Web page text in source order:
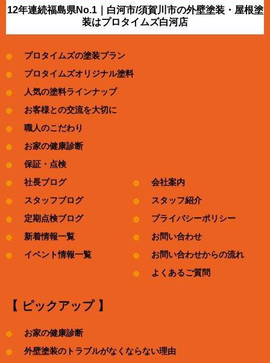
12年連続福島県No.1｜白河市/須賀川市の外壁塗装・屋根塗
装はプロタイムズ白河店
プロタイムズの塗装プラン
プロタイムズオリジナル塗料
人気の塗料ラインナップ
お客様との交流を大切に
職人のこだわり
お家の健康診断
保証・点検
社長ブログ
スタッフブログ
定期点検ブログ
新着情報一覧
イベント情報一覧
会社案内
スタッフ紹介
プライバシーポリシー
お問い合わせ
お問い合わせからの流れ
よくあるご質問
【 ピックアップ 】
お家の健康診断
外壁塗装のトラブルがなくならない理由